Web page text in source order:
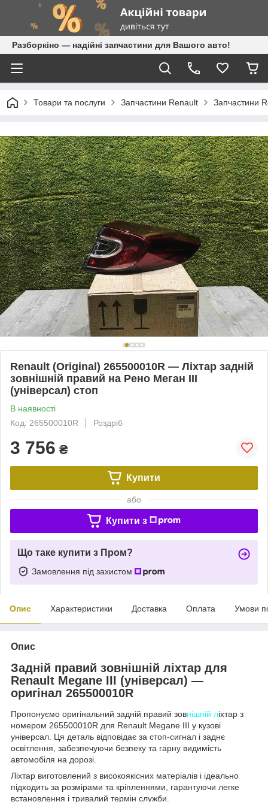
Разборкіно — надійні запчастини для Вашого авто!
Товари та послуги Запчастини Renault Запчастини
Renault (Original) 265500010R — Ліхтар задній
зовнішній правий на Рено Меган III
(універсал) стоп
В наявності
Код: 265500010R
Роздріб
3 756 ₴
Купити
або
Купити з
Що таке купити з Пром?
Замовлення під захистом
Опис Характеристики Доставка Оплата Умови
Опис
Задній правий зовнішній ліхтар для
Renault Megane III (універсал) —
оригінал 265500010R
Пропонуємо оригінальний задній правий зовнішній ліхтар з
номером 265500010R для Renault Megane III у кузові
універсал. Ця деталь відповідає за стоп-сигнал і заднє
освітлення, забезпечуючи безпеку та гарну видимість
автомобіля на дорозі.
Ліхтар виготовлений з високоякісних матеріалів і ідеально
підходить за розмірами та кріпленнями, гарантуючи легке
встановлення і тривалий термін служби.